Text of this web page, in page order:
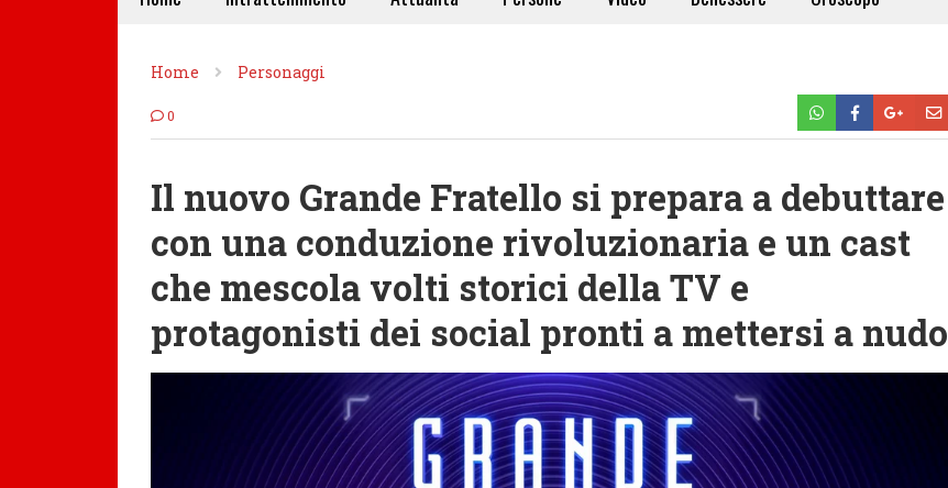
Home Personaggi
0
Il nuovo Grande Fratello si prepara a debuttare
con una conduzione rivoluzionaria e un cast
che mescola volti storici della TV e
protagonisti dei social pronti a mettersi a nudo